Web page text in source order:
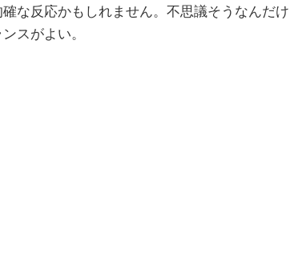
な反応かもしれません。不思議そうなんだけ
スがよい。